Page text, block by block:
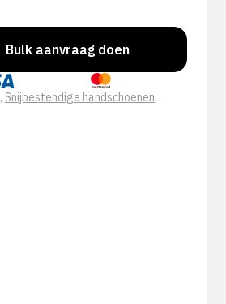
Bulk aanvraag doen
, Snijbestendige handschoenen,